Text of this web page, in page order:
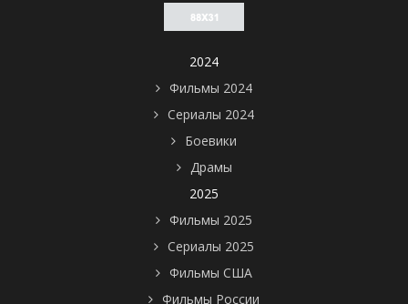
2024
Фильмы 2024
Сериалы 2024
Боевики
Драмы
2025
Фильмы 2025
Сериалы 2025
Фильмы США
Фильмы России